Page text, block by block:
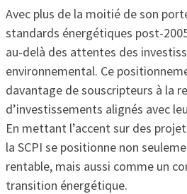
Avec plus de la moitié de son
standards énergétiques post-
au-delà des attentes des
environnemental. Ce
davantage de souscripteurs à la
d’investissements alignés avec
En mettant l’accent sur des
la SCPI se positionne non
rentable, mais aussi comme un
transition énergétique.